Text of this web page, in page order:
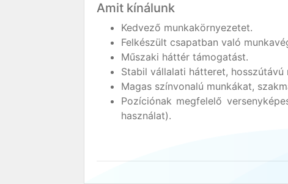
Amit kínálunk
Kedvező munkakörnyezetet.
Felkészült csapatban való
Műszaki háttér támogatást.
Stabil vállalati hátteret, hosszútávú
Magas színvonalú munkákat,
Pozíciónak megfelelő
használat).